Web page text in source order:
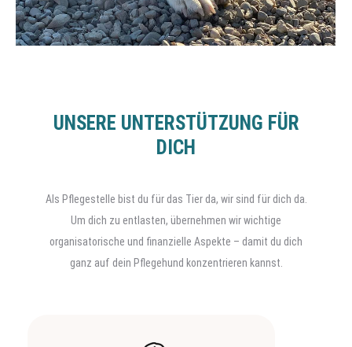
UNSERE UNTERSTÜTZUNG FÜR
DICH
Als Pflegestelle bist du für das Tier da, wir sind für dich da.
Um dich zu entlasten, übernehmen wir wichtige
organisatorische und finanzielle Aspekte – damit du dich
ganz auf dein Pflegehund konzentrieren kannst.